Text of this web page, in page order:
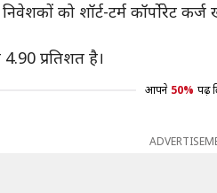
को शॉर्ट-टर्म कॉर्पोरेट
प्रतिशत है।
आपने 50% पढ़